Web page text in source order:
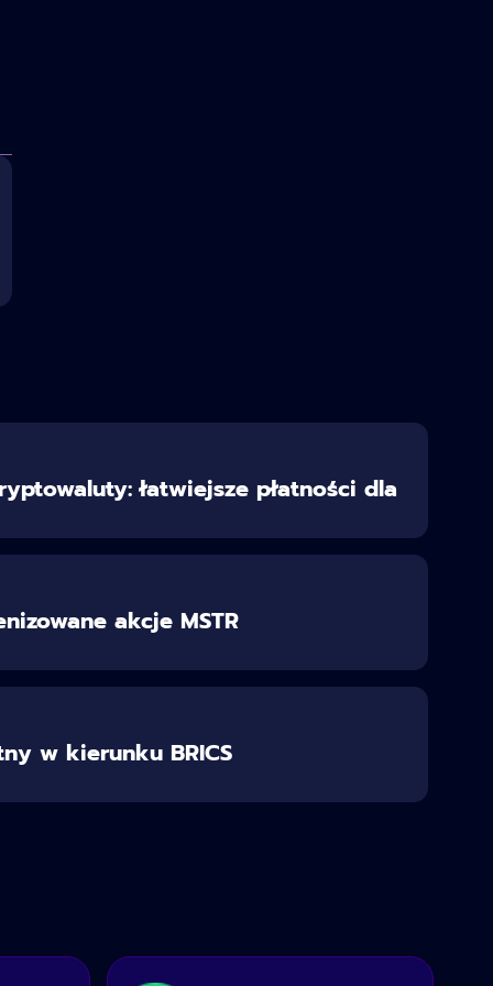
łatwiejsze płatności dla
akcje MSTR
w kierunku BRICS